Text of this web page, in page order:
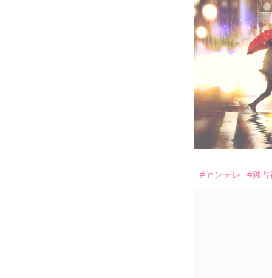
#ヤンデレ #独